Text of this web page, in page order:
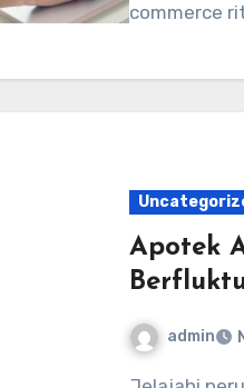
commerce
Apotek
admin